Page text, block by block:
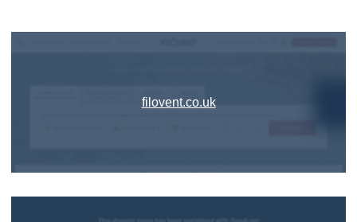
filovent.co.uk